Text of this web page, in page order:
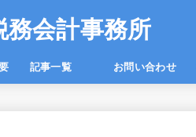
務会計事務所
記事一覧 お問い合わせ